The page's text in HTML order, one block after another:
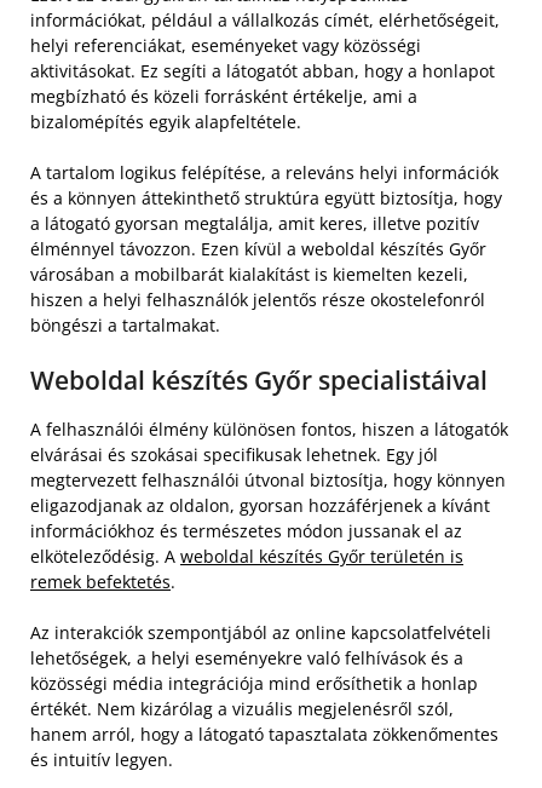
információkat, például a vállalkozás címét, elérhetőségeit,
helyi referenciákat, eseményeket vagy közösségi
aktivitásokat. Ez segíti a látogatót abban, hogy a honlapot
megbízható és közeli forrásként értékelje, ami a
bizalomépítés egyik alapfeltétele.
A tartalom logikus felépítése, a releváns helyi információk
és a könnyen áttekinthető struktúra együtt biztosítja, hogy
a látogató gyorsan megtalálja, amit keres, illetve pozitív
élménnyel távozzon. Ezen kívül a weboldal készítés Győr
városában a mobilbarát kialakítást is kiemelten kezeli,
hiszen a helyi felhasználók jelentős része okostelefonról
böngészi a tartalmakat.
Weboldal készítés Győr specialistáival
A felhasználói élmény különösen fontos, hiszen a látogatók
elvárásai és szokásai specifikusak lehetnek. Egy jól
megtervezett felhasználói útvonal biztosítja, hogy könnyen
eligazodjanak az oldalon, gyorsan hozzáférjenek a kívánt
információkhoz és természetes módon jussanak el az
elköteleződésig. A weboldal készítés Győr területén is
remek befektetés.
Az interakciók szempontjából az online kapcsolatfelvételi
lehetőségek, a helyi eseményekre való felhívások és a
közösségi média integrációja mind erősíthetik a honlap
értékét. Nem kizárólag a vizuális megjelenésről szól,
hanem arról, hogy a látogató tapasztalata zökkenőmentes
és intuitív legyen.